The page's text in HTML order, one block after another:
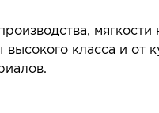
класса и